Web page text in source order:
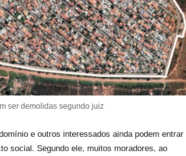
ser demolidas segundo juiz
e outros interessados ainda podem entrar
social. Segundo ele, muitos moradores, ao